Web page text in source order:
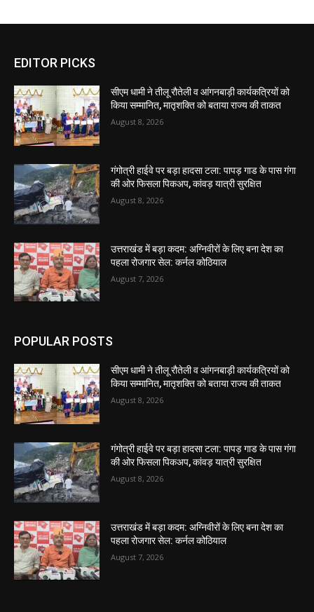
EDITOR PICKS
सीएम धामी ने तीलू रौतेली व आंगनबाड़ी कार्यकत्रियों को
किया सम्मानित, मातृशक्ति को बताया राज्य की ताकत
August 8, 2026
गंगोत्री हाईवे पर बड़ा हादसा टला: पापड़ गाड के पास गंगा
की ओर फिसला पिकअप, कांवड़ यात्री सुरक्षित
August 8, 2026
उत्तराखंड में बड़ा कदम: अग्निवीरों के लिए बना देश का
पहला रोजगार सेल: कर्नल कोठियाल
August 7, 2026
POPULAR POSTS
सीएम धामी ने तीलू रौतेली व आंगनबाड़ी कार्यकत्रियों को
किया सम्मानित, मातृशक्ति को बताया राज्य की ताकत
August 8, 2026
गंगोत्री हाईवे पर बड़ा हादसा टला: पापड़ गाड के पास गंगा
की ओर फिसला पिकअप, कांवड़ यात्री सुरक्षित
August 8, 2026
उत्तराखंड में बड़ा कदम: अग्निवीरों के लिए बना देश का
पहला रोजगार सेल: कर्नल कोठियाल
August 7, 2026